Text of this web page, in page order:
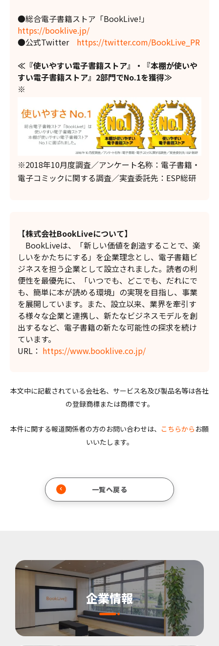
●総合電子書籍ストア「BookLive!」
https://booklive.jp/
●公式Twitter https://twitter.com/BookLive_PR
≪『使いやすい電子書籍ストア』・『本棚が使いや
すい電子書籍ストア』2部門でNo.1を獲得≫
※
※2018年10月度調査／アンケート名称：電子書籍・
電子コミックに関する調査／実査委託先：ESP総研
【株式会社BookLiveについて】
BookLiveは、「新しい価値を創造することで、楽
しいをかたちにする」を企業理念とし、電子書籍ビ
ジネスを担う企業として設立されました。読者の利
便性を最優先に、「いつでも、どこでも、だれにで
も、簡単に本が読める環境」の実現を目指し、事業
を展開しています。また、設立以来、業界を牽引す
る様々な企業と連携し、新たなビジネスモデルを創
出するなど、電子書籍の新たな可能性の探求を続け
ています。
URL： https://www.booklive.co.jp/
本文中に記載されている会社名、サービス名及び製品名等は各社
の登録商標または商標です。
本件に関する報道関係者の方のお問い合わせは、 こちらから お願
いいたします。
一覧へ戻る
企業情報